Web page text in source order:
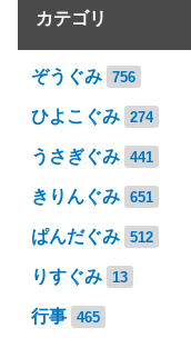
カテゴリ
ぞうぐみ 756
ひよこぐみ 274
うさぎぐみ 441
きりんぐみ 651
ぱんだぐみ 512
りすぐみ 13
行事 465